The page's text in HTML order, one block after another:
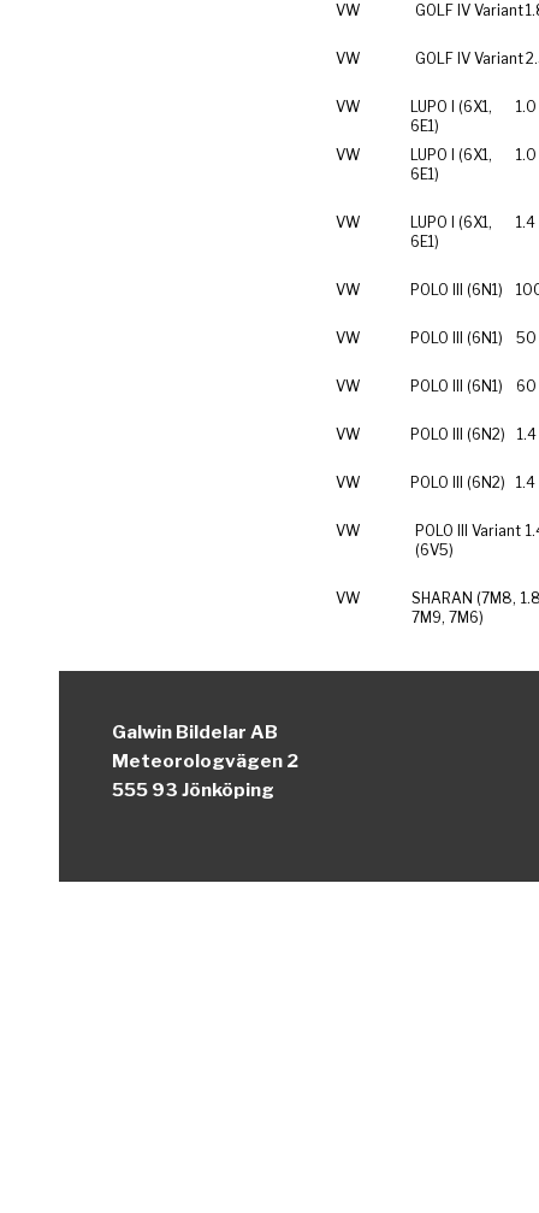
VW GOLF IV Variant
VW GOLF IV Variant
VW
LUPO I (6X1,
6E1)
1.0
VW
LUPO I (6X1,
6E1)
1.0
VW
LUPO I (6X1,
6E1)
1.4
VW POLO III (6N1)
VW POLO III (6N1) 50
VW POLO III (6N1) 60
VW POLO III (6N2)
VW POLO III (6N2) 1.4
VW
POLO III Variant
(6V5)
VW
SHARAN (7M8,
7M9, 7M6)
Galwin Bildelar AB
Meteorologvägen 2
555 93 Jönköping